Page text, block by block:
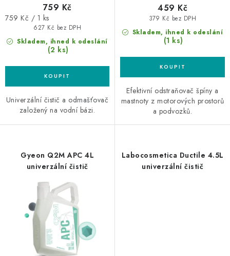
Skladem, ihned k odeslání
(2 ks)
627 Kč bez DPH
759 Kč
Měrná
759 Kč / 1 ks
Univerzální čistič a odmašťovač
založený na vodní bázi.
Skladem, ihned k odeslání
(1 ks)
379 Kč bez DPH
459 Kč
Efektivní odstraňovač špíny a
mastnoty z motorových prostorů
a podvozků.
Gyeon Q2M APC 4L
univerzální čistič
Labocosmetica Ductile 4.5L
univerzální čistič